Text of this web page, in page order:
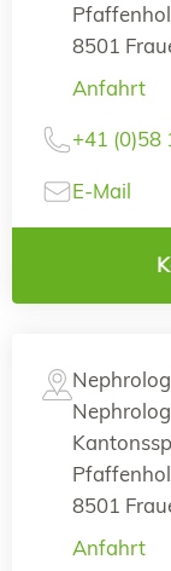
8501
Anfahrt
+41 (0)58
E-Mail
8501
Anfahrt